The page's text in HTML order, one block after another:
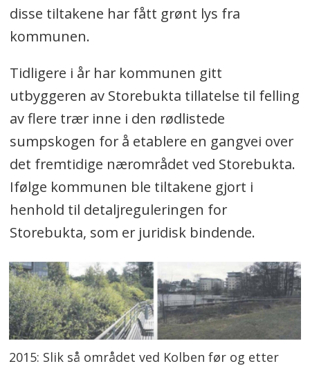
disse tiltakene har fått grønt lys fra
kommunen.
Tidligere i år har kommunen gitt
utbyggeren av Storebukta tillatelse til felling
av flere trær inne i den rødlistede
sumpskogen for å etablere en gangvei over
det fremtidige nærområdet ved Storebukta.
Ifølge kommunen ble tiltakene gjort i
henhold til detaljreguleringen for
Storebukta, som er juridisk bindende.
2015: Slik så området ved Kolben før og etter